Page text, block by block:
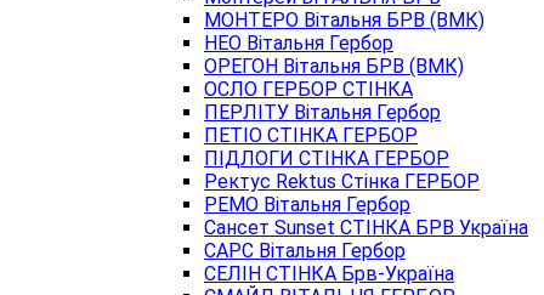
МОНТЕРО Вітальня БРВ (ВМК)
НЕО Вітальня Гербор
ОРЕГОН Вітальня БРВ (ВМК)
ОСЛО ГЕРБОР СТІНКА
ПЕРЛІТУ Вітальня Гербор
ПЕТІО СТІНКА ГЕРБОР
ПІДЛОГИ СТІНКА ГЕРБОР
Ректус Rektus Стінка ГЕРБОР
РЕМО Вітальня Гербор
Сансет Sunset СТІНКА БРВ Україна
САРС Вітальня Гербор
СЕЛІН СТІНКА Брв-Україна